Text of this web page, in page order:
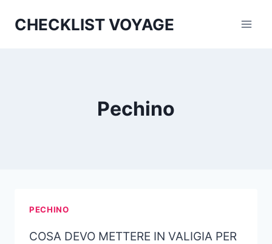
CHECKLIST VOYAGE
Pechino
PECHINO
COSA DEVO METTERE IN VALIGIA PER